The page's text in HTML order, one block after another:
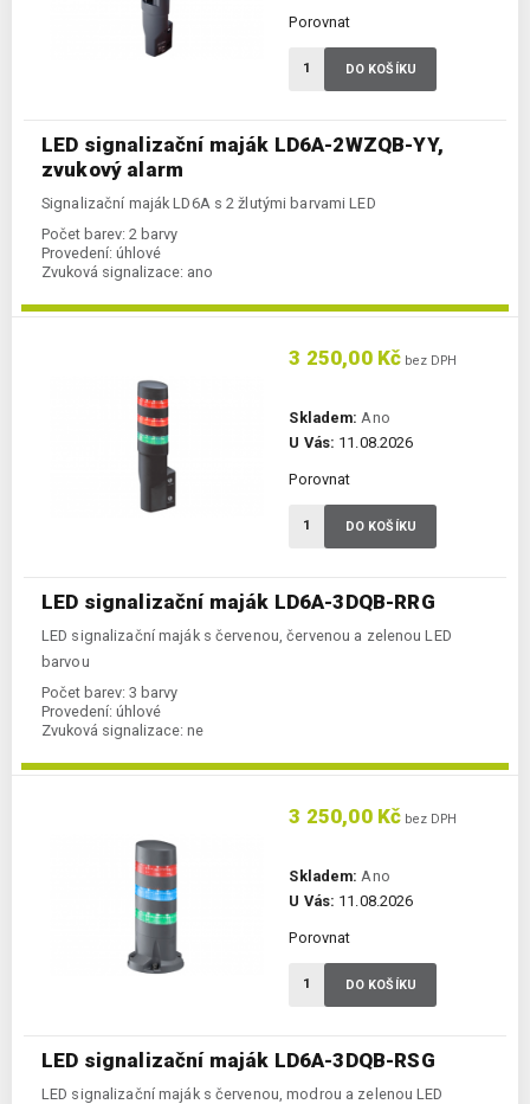
LED signalizační maják LD6A-2WZQB-YY,
zvukový alarm
Signalizační maják LD6A s 2 žlutými barvami LED
Počet barev: 2 barvy
Provedení: úhlové
Zvuková signalizace: ano
Porovnat
DO KOŠÍKU
LED signalizační maják LD6A-3DQB-RRG
LED signalizační maják s červenou, červenou a zelenou LED
barvou
Počet barev: 3 barvy
Provedení: úhlové
Zvuková signalizace: ne
3 250,00 Kč bez DPH
Skladem: Ano
U Vás: 11.08.2026
Porovnat
DO KOŠÍKU
LED signalizační maják LD6A-3DQB-RSG
LED signalizační maják s červenou, modrou a zelenou LED
3 250,00 Kč bez DPH
Skladem: Ano
U Vás: 11.08.2026
Porovnat
DO KOŠÍKU